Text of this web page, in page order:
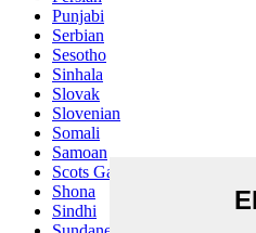
Punjabi
Serbian
Sesotho
Sinhala
Slovak
Slovenian
Somali
Samoan
Scots Gaelic
Shona
Sindhi